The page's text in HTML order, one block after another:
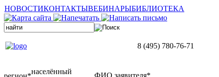
НОВОСТИКОНТАКТЫВЕБИНАРЫБИБЛИОТЕКА
8 (495) 780-76-71
населённый
ФИО заявителя*